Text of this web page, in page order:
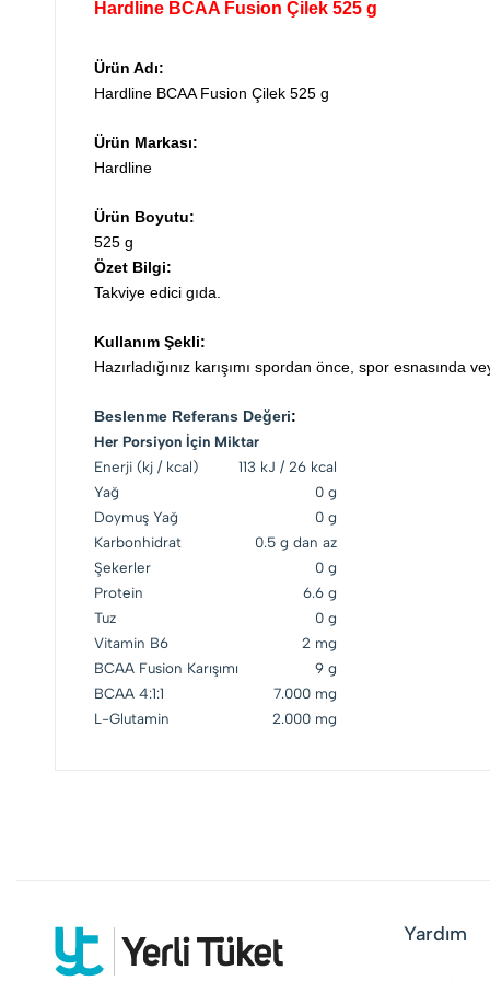
Hardline BCAA Fusion Çilek 525 g
Ürün Adı:
Hardline BCAA Fusion Çilek 525 g
Ürün Markası:
Hardline
Ürün Boyutu:
525 g
Özet Bilgi:
Takviye edici gıda.
Kullanım Şekli:
Hazırladığınız karışımı spordan önce, spor esnasında
Beslenme Referans Değeri:
Her Porsiyon İçin Miktar
Enerji (kj / kcal)
113 kJ / 26 kcal
Yağ
0 g
Doymuş Yağ
0 g
Karbonhidrat
0.5 g dan az
Şekerler
0 g
Protein
6.6 g
Tuz
0 g
Vitamin B6
2 mg
BCAA Fusion Karışımı
9 g
BCAA 4:1:1
7.000 mg
L-Glutamin
2.000 mg
Yardım